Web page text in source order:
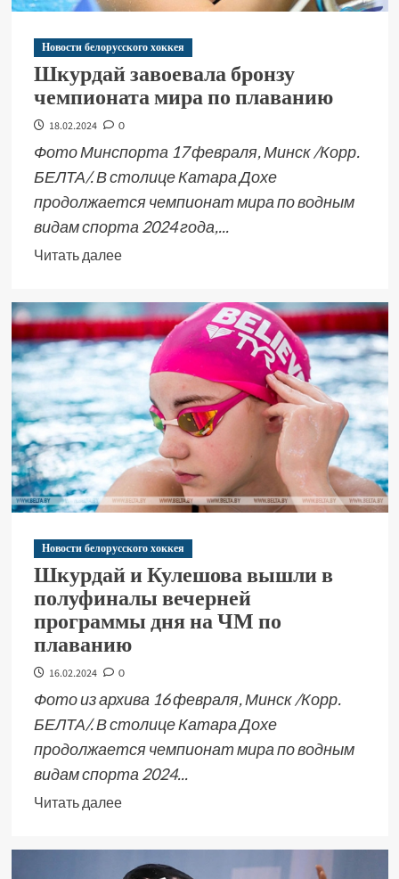
Новости белорусского хоккея
Шкурдай завоевала бронзу
чемпионата мира по плаванию
18.02.2024 0
Фото Минспорта 17 февраля, Минск /Корр.
БЕЛТА/. В столице Катара Дохе
продолжается чемпионат мира по водным
видам спорта 2024 года,...
Читать далее
Новости белорусского хоккея
Шкурдай и Кулешова вышли в
полуфиналы вечерней
программы дня на ЧМ по
плаванию
16.02.2024 0
Фото из архива 16 февраля, Минск /Корр.
БЕЛТА/. В столице Катара Дохе
продолжается чемпионат мира по водным
видам спорта 2024...
Читать далее